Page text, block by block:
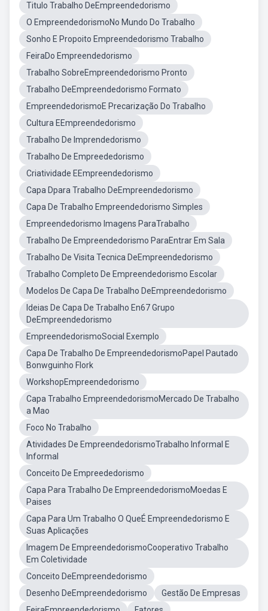
Titulo Trabalho DeEmpreendedorismo
O EmpreendedorismoNo Mundo Do Trabalho
Sonho E Propoito Empreendedorismo Trabalho
FeiraDo Empreendedorismo
Trabalho SobreEmpreendedorismo Pronto
Trabalho DeEmpreendedorismo Formato
EmpreendedorismoE Precarização Do Trabalho
Cultura EEmpreendedorismo
Trabalho De Imprendedorismo
Trabalho De Empreededorismo
Criatividade EEmpreendedorismo
Capa Dpara Trabalho DeEmpreendedorismo
Capa De Trabalho Empreendedorismo Simples
Empreendedorismo Imagens ParaTrabalho
Trabalho De Empreendedorismo ParaEntrar Em Sala
Trabalho De Visita Tecnica DeEmpreendedorismo
Trabalho Completo De Empreendedorismo Escolar
Modelos De Capa De Trabalho DeEmpreendedorismo
Ideias De Capa De Trabalho En67 Grupo
DeEmpreendedorismo
EmpreendedorismoSocial Exemplo
Capa De Trabalho De EmpreendedorismoPapel Pautado
Bonwguinho Flork
WorkshopEmpreendedorismo
Capa Trabalho EmpreendedorismoMercado De Trabalho
a Mao
Foco No Trabalho
Atividades De EmpreendedorismoTrabalho Informal E
Informal
Conceito De Empreededorismo
Capa Para Trabalho De EmpreendedorismoMoedas E
Paises
Capa Para Um Trabalho O QueÉ Empreendedorismo E
Suas Aplicações
Imagem De EmpreendedorismoCooperativo Trabalho
Em Coletividade
Conceito DeEmpreendedorismo
Desenho DeEmpreendedorismo
Gestão De Empresas